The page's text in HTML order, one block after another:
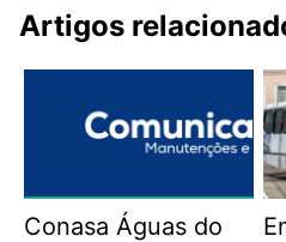
Artigos
Conasa Águas do